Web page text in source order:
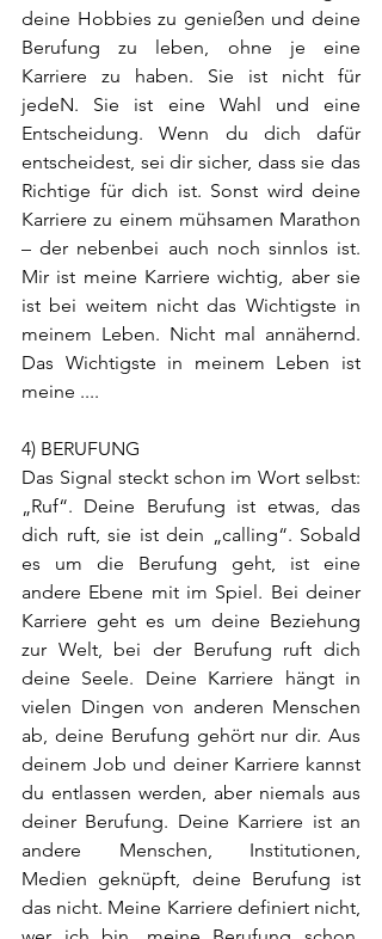
deine Hobbies zu genießen und deine
Berufung zu leben, ohne je eine
Karriere zu haben. Sie ist nicht für
jedeN. Sie ist eine Wahl und eine
Entscheidung. Wenn du dich dafür
entscheidest, sei dir sicher, dass sie das
Richtige für dich ist. Sonst wird deine
Karriere zu einem mühsamen Marathon
– der nebenbei auch noch sinnlos ist.
Mir ist meine Karriere wichtig, aber sie
ist bei weitem nicht das Wichtigste in
meinem Leben. Nicht mal annähernd.
Das Wichtigste in meinem Leben ist
meine ....
4) BERUFUNG
Das Signal steckt schon im Wort selbst:
„Ruf“. Deine Berufung ist etwas, das
dich ruft, sie ist dein „calling“. Sobald
es um die Berufung geht, ist eine
andere Ebene mit im Spiel. Bei deiner
Karriere geht es um deine Beziehung
zur Welt, bei der Berufung ruft dich
deine Seele. Deine Karriere hängt in
vielen Dingen von anderen Menschen
ab, deine Berufung gehört nur dir. Aus
deinem Job und deiner Karriere kannst
du entlassen werden, aber niemals aus
deiner Berufung. Deine Karriere ist an
andere Menschen, Institutionen,
Medien geknüpft, deine Berufung ist
das nicht. Meine Karriere definiert nicht,